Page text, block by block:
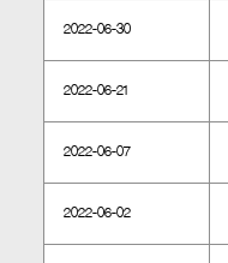
2022-06-30
2022-06-21
2022-06-07
2022-06-02